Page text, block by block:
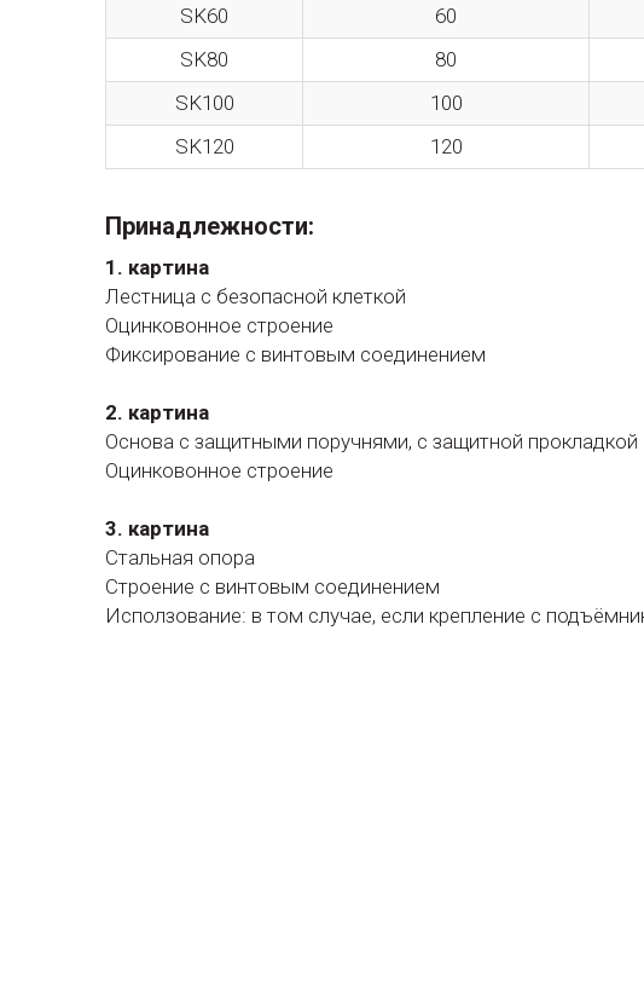
SK60
60
SK80
80
SK100
100
SK120
120
Принадлежности:
1. картина
Лестница с безопасной клеткой
Оцинковонное строение
Фиксирование с винтовым соединением
2. картина
Основа с защитными поручнями, с защитной прокладкой
Оцинковонное строение
3. картина
Стальная опора
Строение с винтовым соединением
Исползование: в том случае, если крепление с